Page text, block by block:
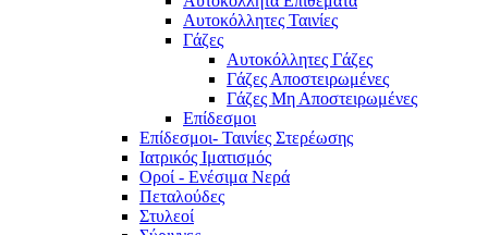
Αυτοκόλλητες Ταινίες
Γάζες
Αυτοκόλλητες Γάζες
Γάζες Αποστειρωμένες
Γάζες Μη Αποστειρωμένες
Επίδεσμοι
Επίδεσμοι- Ταινίες Στερέωσης
Ιατρικός Ιματισμός
Οροί - Ενέσιμα Νερά
Πεταλούδες
Στυλεοί